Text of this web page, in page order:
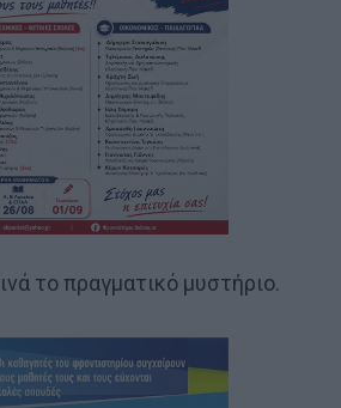
το πραγματικό μυστήριο.